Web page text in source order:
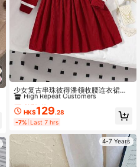
少女复古串珠彼得潘领收腰连衣裙，
秋冬
僅剩3件
High Repeat Customers
僅剩3件
High Repeat Customers
僅剩3件
High Repeat Customers
僅剩3件
HK$129.28
-7% Last 7 hrs
4-7 Years